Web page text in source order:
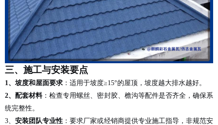
三、施工与安装要点
1、 坡度和屋面要求 ：适用于坡度≥15°的屋顶，坡度越大排水越好。
2、配套材料：检查专用螺丝、密封胶、檐沟等配件是否齐全，确保系
统完整性。
3、安装团队专业性 ：要求厂家或经销商提供专业施工指导，非规范安